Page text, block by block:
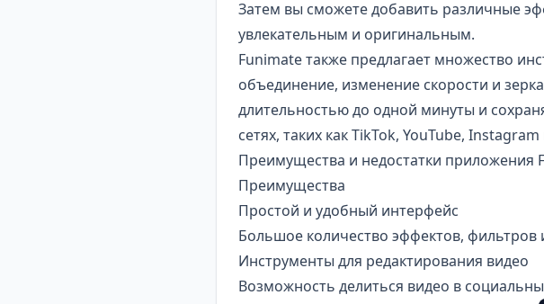
Затем вы сможете добавить различные
увлекательным и оригинальным.
Funimate также предлагает множество
объединение, изменение скорости и
длительностью до одной минуты и
сетях, таких какTikTok, YouTube, Instagram
Преимущества и недостатки приложения
Преимущества
Простой и удобный интерфейс
Большое количество эффектов, фильтров
Инструменты для редактирования видео
Возможность делиться видео в